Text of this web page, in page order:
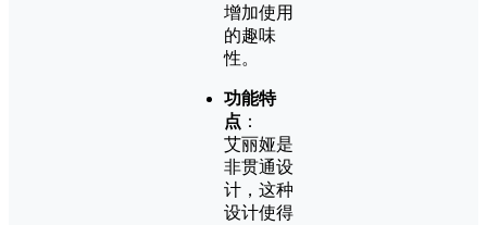
增加使用
的趣味
性。
功能特
点 ：
艾丽娅是
非贯通设
计，这种
设计使得